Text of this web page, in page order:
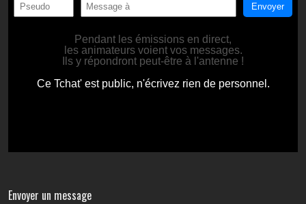
Envoyer un message